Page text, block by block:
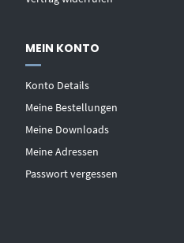
MEIN KONTO
Konto Details
Meine Bestellungen
Meine Downloads
Meine Adressen
Passwort vergessen